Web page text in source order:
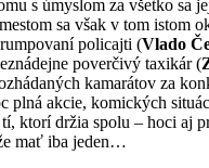
s úmyslom za všetko sa
sa však v tom istom
policajti (Vlado
poverčivý taxikár (
kamarátov za
plná akcie, komických
ktorí držia spolu – hoci aj
mať iba jeden…